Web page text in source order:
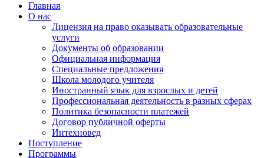
Главная
О нас
Лицензия на право оказывать образовательные
услуги
Документы об образовании
Официальная информация
Специальные предложения
Школа молодого учителя
Иностранный язык для взрослых и детей
Профессиональная деятельность в разных сферах
Политика безопасности платежей
Договор публичной оферты
Интехновед
Поступление
Программы